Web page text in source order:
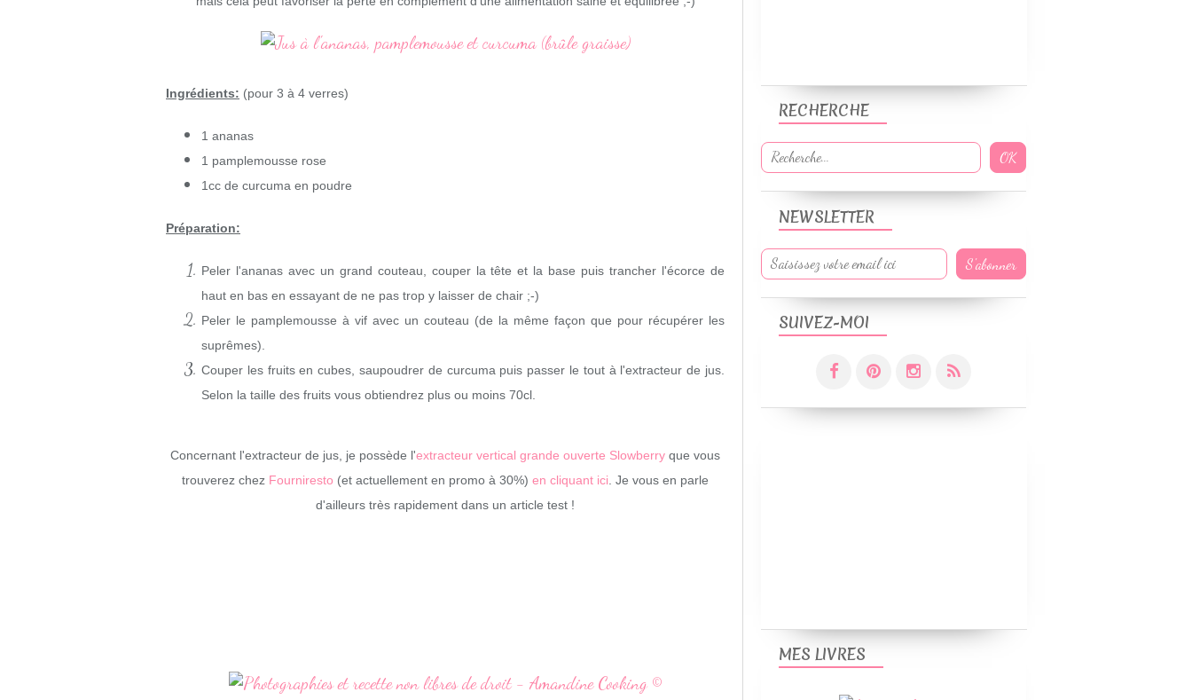
Ingrédients: (pour 3 à 4 verres)
1 ananas
1 pamplemousse rose
1cc de curcuma en poudre
Préparation:
Peler l'ananas avec un grand couteau, couper la tête et la base puis trancher l'écorce de
haut en bas en essayant de ne pas trop y laisser de chair ;-)
Peler le pamplemousse à vif avec un couteau (de la même façon que pour récupérer les
suprêmes).
Couper les fruits en cubes, saupoudrer de curcuma puis passer le tout à l'extracteur de jus.
Selon la taille des fruits vous obtiendrez plus ou moins 70cl.
Concernant l'extracteur de jus, je possède l'extracteur vertical grande ouverte Slowberry que vous
trouverez chez Fourniresto (et actuellement en promo à 30%) en cliquant ici . Je vous en parle
d'ailleurs très rapidement dans un article test !
NEWSLETTER
SUIVEZ-MOI
RECHERCHE
MES LIVRES